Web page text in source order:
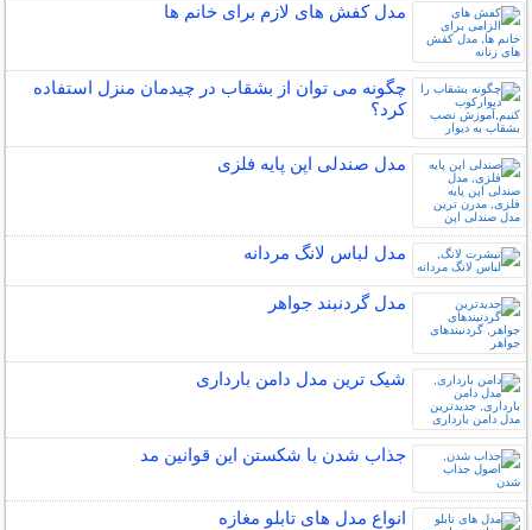
مدل کفش های لازم برای خانم ها
چگونه می توان از بشقاب در چیدمان منزل استفاده
کرد؟
مدل صندلی اپن پایه فلزی
مدل لباس لانگ مردانه
مدل گردنبند جواهر
شیک ترین مدل دامن بارداری
جذاب شدن با شکستن این قوانین مد
انواع مدل های تابلو مغازه